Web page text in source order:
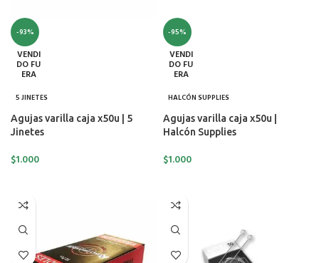
-93%
VENDI
DO FU
ERA
5 JINETES
Agujas varilla caja x50u | 5
Jinetes
$1.000
-95%
VENDI
DO FU
ERA
HALCÓN SUPPLIES
Agujas varilla caja x50u |
Halcón Supplies
$1.000